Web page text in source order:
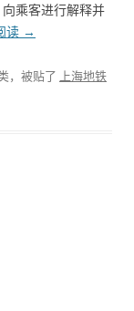
乘客进行解释并
读 →
，被贴了 上海地铁